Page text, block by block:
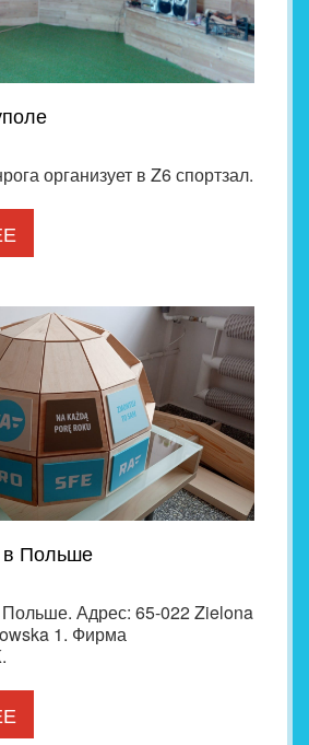
организует в Z6 спортзал.
Польше
Адрес: 65-022 Zielona
1. Фирма